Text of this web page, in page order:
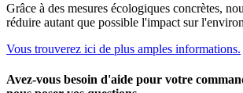
Grâce à des mesures écologiques concrètes,
réduire autant que possible l'impact sur
Vous trouverez ici de plus amples informations.
Avez-vous besoin d'aide pour votre